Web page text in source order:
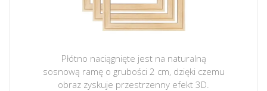
Płótno naciągnięte jest na naturalną
sosnową ramę o grubości 2 cm, dzięki czemu
obraz zyskuje przestrzenny efekt 3D.